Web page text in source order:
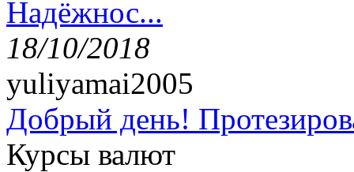
Надёжнос...
18/10/2018
yuliyamai2005
Добрый день!
Курсы валют